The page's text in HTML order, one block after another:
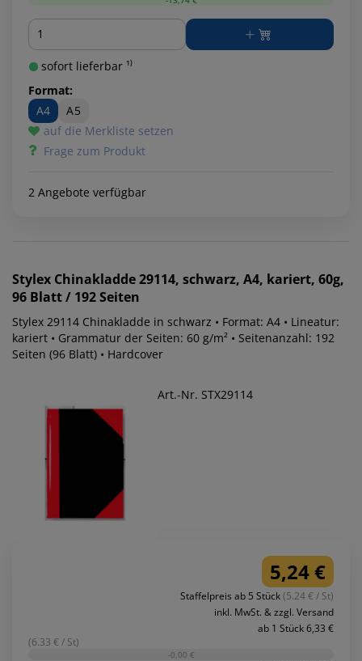
Menge
sofort lieferbar ¹⁾
Format:
A4
A5
auf die Merkliste setzen
Frage zum Produkt
2 Angebote verfügbar
Stylex Chinakladde 29114, schwarz, A4, kariert, 60g,
96 Blatt / 192 Seiten
Stylex 29114 Chinakladde in schwarz • Format: A4 • Lineatur:
kariert • Grammatur der Seiten: 60 g/m² • Seitenanzahl: 192
Seiten (96 Blatt) • Hardcover
Art.-Nr. STX29114
5,24 €
Staffelpreis ab 5 Stück(5.24 € / St)
inkl. MwSt. & zzgl. Versand
ab 1 Stück 6,33 €
(6.33 € / St)
-0,00 €